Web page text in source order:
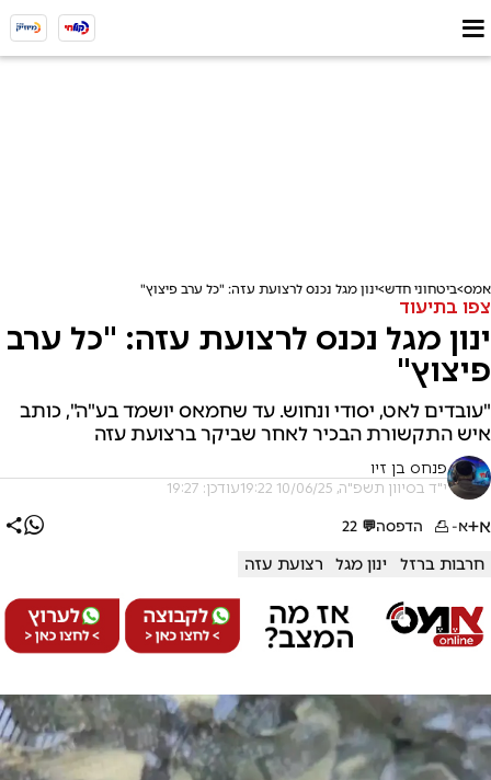
אמס ביטחוני חדש ינון מגל נכנס לרצועת עזה: "כל ערב פיצוץ"
צפו בתיעוד
ינון מגל נכנס לרצועת עזה: "כל ערב
פיצוץ"
"עובדים לאט, יסודי ונחוש. עד שחמאס יושמד בע"ה", כותב
איש התקשורת הבכיר לאחר שביקר ברצועת עזה
פנחס בן זיו
י"ד בסיוון תשפ"ה, 10/06/25 19:22 עודכן: 19:27
א+א- הדפסה💬
22
חרבות ברזל ינון מגל רצועת עזה